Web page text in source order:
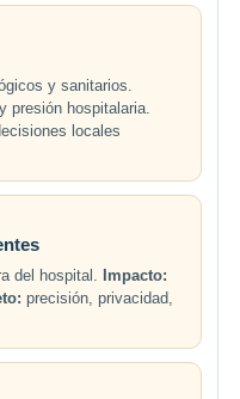
y sanitarios.
presión hospitalaria.
locales
del hospital. Impacto:
precisión, privacidad,